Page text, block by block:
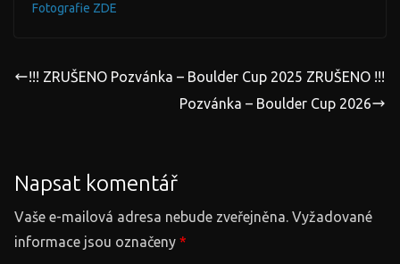
Fotografie ZDE
!!! ZRUŠENO Pozvánka – Boulder Cup 2025 ZRUŠENO !!!
Pozvánka – Boulder Cup 2026
Napsat komentář
Vaše e-mailová adresa nebude zveřejněna. Vyžadované
informace jsou označeny *